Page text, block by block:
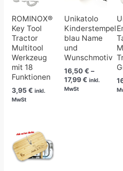
ROMINOX®
Key Tool
Tractor
Multitool
Werkzeug
mit 18
Funktionen
3,95€ inkl.
MwSt
Unikatolo
Kinderstempel
blau Name
und
Wunschmotiv
16,50€ –
17,99€ inkl.
MwSt
23,90 €
bis
33,50 €